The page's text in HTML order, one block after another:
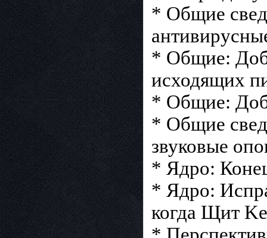
* Общие
* Общие:
исходящих
* Общие:
* Общие
звуковые
* Ядро:
* Ядро:
когда Щит